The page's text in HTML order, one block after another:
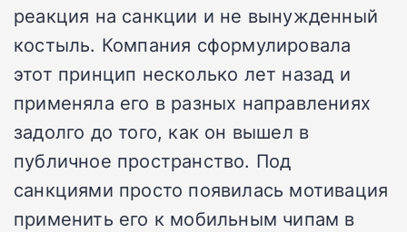
реакция на санкции и не вынужденный
костыль. Компания сформулировала
этот принцип несколько лет назад и
применяла его в разных направлениях
задолго до того, как он вышел в
публичное пространство. Под
санкциями просто появилась мотивация
применить его к мобильным чипам в